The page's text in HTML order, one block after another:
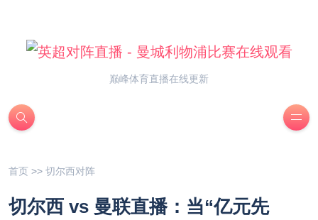
巅峰体育直播在线更新
首页 >> 切尔西对阵
切尔西 vs 曼联直播：当“亿元先